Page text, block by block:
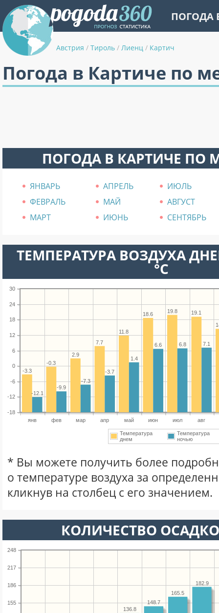
ПОГОДА
Австрия / Тироль / Лиенц / Картич
Погода в Картиче по
ПОГОДА В КАРТИЧЕ ПО
ЯНВАРЬ АПРЕЛЬ
ИЮЛЬ
ФЕВРАЛЬ
МАЙ
АВГУСТ
МАРТ
ИЮНЬ СЕНТЯБРЬ
ТЕМПЕРАТУРА ВОЗДУХА
°C
янв фев мар апр май июн июл авг
-18
-12
-6
0
6
12
18
24
30
19.1
19.8
18.6
11.8
7.7
2.9
-0.3
-3.3
7.1
6.8
6.6
1.4
-3.7
-7.3
-9.9
-12.1
Температура
днем
Температура
ночью
* Вы можете получить более
о температуре воздуха за
кликнув на столбец с его значением.
КОЛИЧЕСТВО
155
186
217
248
182.9
165.5
148.7
136.8